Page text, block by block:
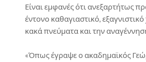
Είναι εμφανές ότι ανεξαρτήτως
έντονο καθαγιαστικό,
κακά πνεύματα και την
«Όπως έγραψε ο ακαδημαϊκός